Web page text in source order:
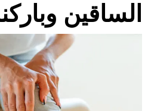
الساقين